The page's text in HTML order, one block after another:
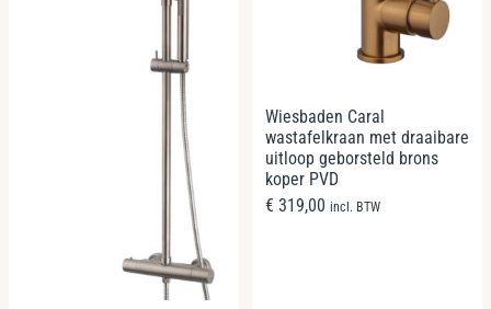
Wiesbaden Caral
wastafelkraan met draaibare
uitloop geborsteld brons
koper PVD
€ 319,00 incl. BTW